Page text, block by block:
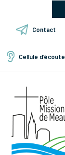
Contact
Cellule d’écoute